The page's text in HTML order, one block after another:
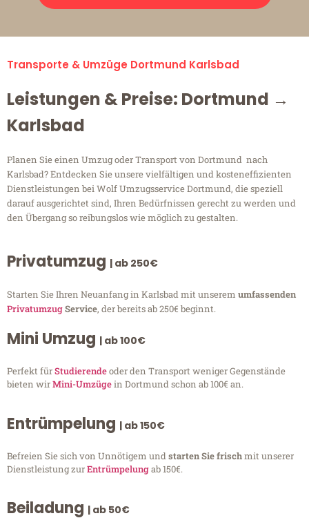
Transporte & Umzüge Dortmund Karlsbad
Leistungen & Preise: Dortmund →
Karlsbad
Planen Sie einen Umzug oder Transport von Dortmund nach
Karlsbad? Entdecken Sie unsere vielfältigen und kosteneffizienten
Dienstleistungen bei Wolf Umzugsservice Dortmund, die speziell
darauf ausgerichtet sind, Ihren Bedürfnissen gerecht zu werden und
den Übergang so reibungslos wie möglich zu gestalten.
Privatumzug | ab 250€
Starten Sie Ihren Neuanfang in Karlsbad mit unserem umfassenden
PrivatumzugService, der bereits ab 250€ beginnt.
Mini Umzug | ab 100€
Perfekt fürStudierendeoder den Transport weniger Gegenstände
bieten wirMini-Umzügein Dortmund schon ab 100€ an.
Entrümpelung | ab 150€
Befreien Sie sich von Unnötigem undstarten Sie frischmit unserer
Dienstleistung zurEntrümpelungab 150€.
Beiladung | ab 50€